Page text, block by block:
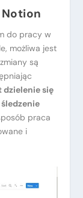
do pracy w
możliwa jest
są
dzielenie się
praca
i